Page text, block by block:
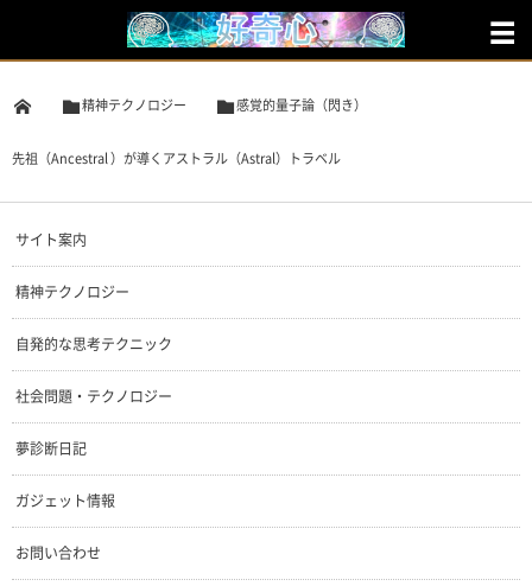
精神テクノロジー 感覚的量子論（閃き）
先祖（Ancestral ）が導くアストラル（Astral）トラベル
サイト案内
精神テクノロジー
自発的な思考テクニック
社会問題・テクノロジー
夢診断日記
ガジェット情報
お問い合わせ